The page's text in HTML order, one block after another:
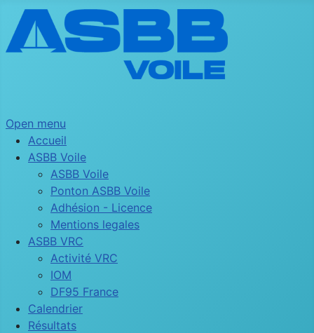
Open menu
Accueil
ASBB Voile
ASBB Voile
Ponton ASBB Voile
Adhésion - Licence
Mentions legales
ASBB VRC
Activité VRC
IOM
DF95 France
Calendrier
Résultats